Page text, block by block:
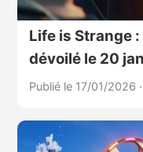
Life is Strange
dévoilé le 20
Publié le 17/01/2026 ·